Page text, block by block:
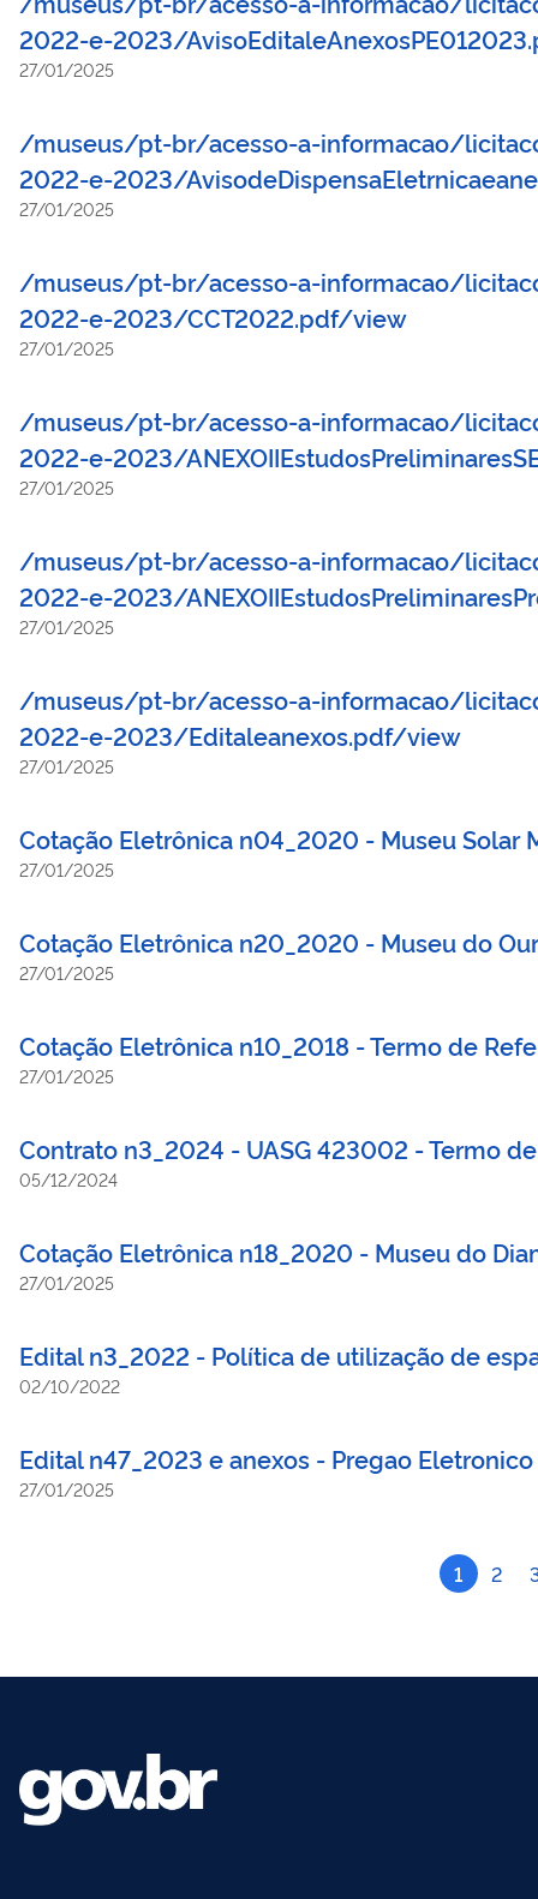
2022-e-2023/
27/01/2025
/museus/pt-br/acesso-a-informacao/
2022-e-2023/
27/01/2025
/museus/pt-br/acesso-a-informacao/
2022-e-2023/CCT2022.pdf/view
27/01/2025
/museus/pt-br/acesso-a-informacao/
2022-e-2023/
27/01/2025
/museus/pt-br/acesso-a-informacao/
2022-e-2023/
27/01/2025
/museus/pt-br/acesso-a-informacao/
2022-e-2023/Editaleanexos.pdf/view
27/01/2025
Cotação Eletrônica n04_2020 - Museu Solar
27/01/2025
Cotação Eletrônica n20_2020 - Museu do
27/01/2025
Cotação Eletrônica n10_2018 - Termo de
27/01/2025
Contrato n3_2024 - UASG 423002 - Termo
05/12/2024
Cotação Eletrônica n18_2020 - Museu do
27/01/2025
Edital n3_2022 - Política de utilização de
02/10/2022
Edital n47_2023 e anexos - Pregao
27/01/2025
1 2